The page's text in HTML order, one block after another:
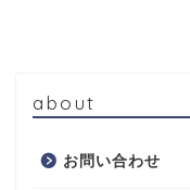
about
お問い合わせ